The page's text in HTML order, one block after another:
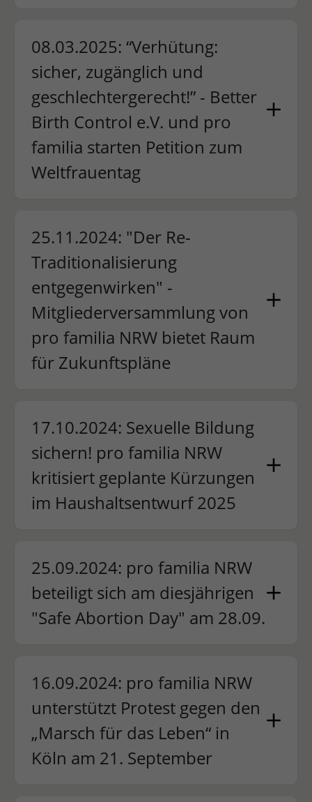
08.03.2025: “Verhütung:
sicher, zugänglich und
geschlechtergerecht!” - Better
Birth Control e.V. und pro
familia starten Petition zum
Weltfrauentag
25.11.2024: "Der Re-
Traditionalisierung
entgegenwirken" -
Mitgliederversammlung von
pro familia NRW bietet Raum
für Zukunftspläne
17.10.2024: Sexuelle Bildung
sichern! pro familia NRW
kritisiert geplante Kürzungen
im Haushaltsentwurf 2025
25.09.2024: pro familia NRW
beteiligt sich am diesjährigen
"Safe Abortion Day" am 28.09.
16.09.2024: pro familia NRW
unterstützt Protest gegen den
„Marsch für das Leben“ in
Köln am 21. September